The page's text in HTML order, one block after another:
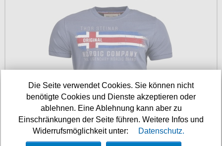
Die Seite verwendet Cookies. Sie können nicht
benötigte Cookies und Dienste akzeptieren oder
ablehnen. Eine Ablehnung kann aber zu
Einschränkungen der Seite führen. Weitere Infos und
Widerrufsmöglichkeit unter:
Datenschutz.